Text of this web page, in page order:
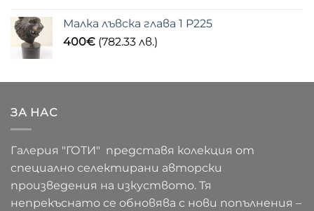
Малка лъвска глава 1 P225
400€ (782.33 лв.)
ЗА НАС
Галерия "ГОТИ" представя колекция от
специално селектирани авторски
произведения на изкуството. Тя
непрекъснато се обновява с нови попълнения –